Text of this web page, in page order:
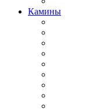
Камины